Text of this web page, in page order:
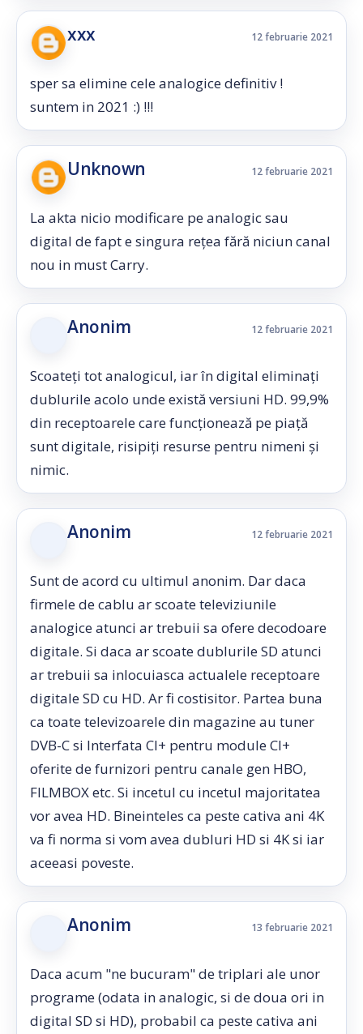
xxx 12 februarie 2021
sper sa elimine cele analogice definitiv !
suntem in 2021 :) !!!
Unknown 12 februarie 2021
La akta nicio modificare pe analogic sau
digital de fapt e singura rețea fără niciun canal
nou in must Carry.
Anonim 12 februarie 2021
Scoateți tot analogicul, iar în digital eliminați
dublurile acolo unde există versiuni HD. 99,9%
din receptoarele care funcționează pe piață
sunt digitale, risipiți resurse pentru nimeni și
nimic.
Anonim 12 februarie 2021
Sunt de acord cu ultimul anonim. Dar daca
firmele de cablu ar scoate televiziunile
analogice atunci ar trebuii sa ofere decodoare
digitale. Si daca ar scoate dublurile SD atunci
ar trebuii sa inlocuiasca actualele receptoare
digitale SD cu HD. Ar fi costisitor. Partea buna
ca toate televizoarele din magazine au tuner
DVB-C si Interfata CI+ pentru module CI+
oferite de furnizori pentru canale gen HBO,
FILMBOX etc. Si incetul cu incetul majoritatea
vor avea HD. Bineinteles ca peste cativa ani 4K
va fi norma si vom avea dubluri HD si 4K si iar
aceeasi poveste.
Anonim 13 februarie 2021
Daca acum "ne bucuram" de triplari ale unor
programe (odata in analogic, si de doua ori in
digital SD si HD), probabil ca peste cativa ani